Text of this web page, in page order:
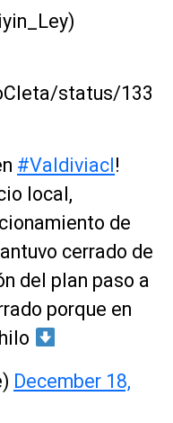
status/133
#Valdiviacl!
local,
de
cerrado de
del plan paso a
porque en
December 18,